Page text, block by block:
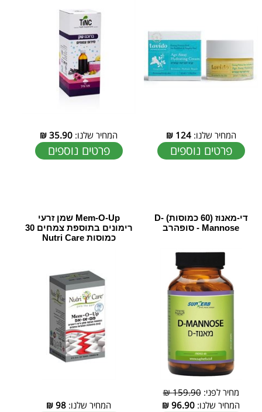
המחיר שלנו:124
₪
פרטים נוספים
המחיר שלנו: 35.90
₪
פרטים נוספים
די-מאנוז (60 כמוסות) D-
Mannose - סופהרב
מחיר לפני:159.90 ₪
המחיר שלנו: 96.90
₪
Mem-O-Up שמן זרעי
רימונים בתוספת צמחים 30
כמוסות Nutri Care
המחיר שלנו: 98
₪